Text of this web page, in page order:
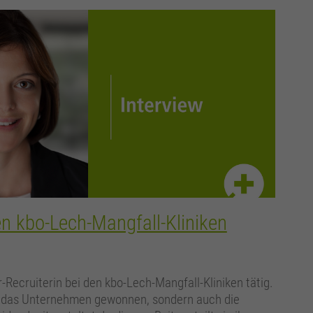
kbo-Lech-Mangfall-Kliniken
bei den kbo-Lech-Mangfall-Kliniken tätig.
Unternehmen gewonnen, sondern auch die